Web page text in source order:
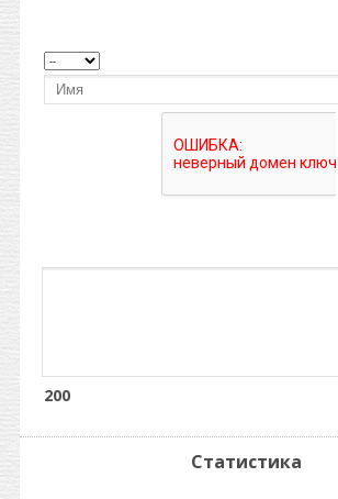
200
Статистика